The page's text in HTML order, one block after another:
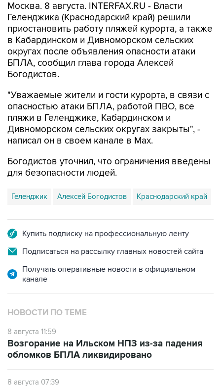
Москва. 8 августа. INTERFAX.RU - Власти
Геленджика (Краснодарский край) решили
приостановить работу пляжей курорта, а также
в Кабардинском и Дивноморском сельских
округах после объявления опасности атаки
БПЛА, сообщил глава города Алексей
Богодистов.
"Уважаемые жители и гости курорта, в связи с
опасностью атаки БПЛА, работой ПВО, все
пляжи в Геленджике, Кабардинском и
Дивноморском сельских округах закрыты", -
написал он в своем канале в Max.
Богодистов уточнил, что ограничения введены
для безопасности людей.
Геленджик Алексей Богодистов Краснодарский край
Купить подписку на профессиональную ленту
Подписаться на рассылку главных новостей сайта
Получать оперативные новости в официальном
канале
НОВОСТИ ПО ТЕМЕ
8 августа 11:59
Возгорание на Ильском НПЗ из-за падения
обломков БПЛА ликвидировано
8 августа 07:39